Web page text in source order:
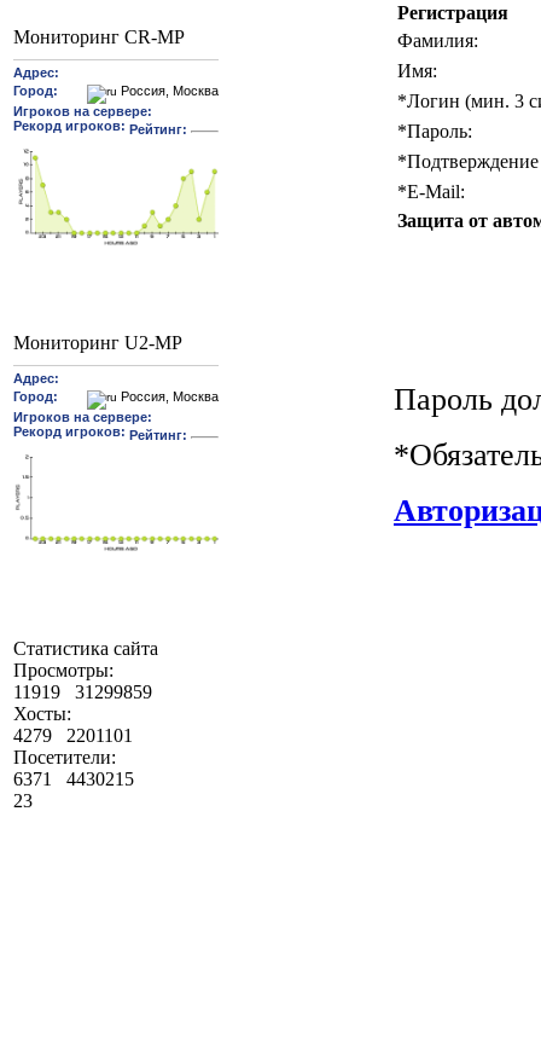
Мониторинг CR-MP
Мониторинг U2-MP
Статистика сайта
Просмотры:
11919
31299859
Хосты:
4279
2201101
Посетители:
6371
4430215
23
Регистрация
Фамилия:
Имя:
*Логин (мин. 3
*Пароль:
*Подтверждение
*E-Mail:
Защита от
Пароль
*